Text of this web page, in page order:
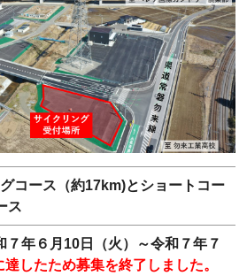
コース（約17km)とショートコー
ス
７年６月10日（火）～令和７年７
したため募集を終了しました。